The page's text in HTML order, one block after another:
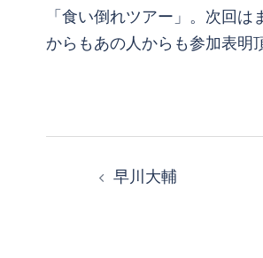
「食い倒れツアー」。次回
からもあの人からも参加表明
早川大輔